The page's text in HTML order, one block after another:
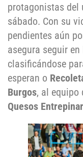
protagonistas del
sábado. Con su
pendientes aún
asegura seguir
clasificándose
esperan o
Burgos, al equipo
Quesos